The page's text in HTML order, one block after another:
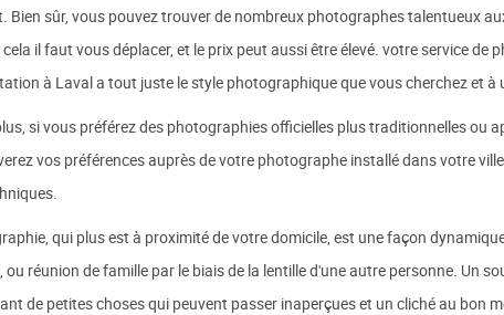
Bien sûr, vous pouvez trouver de nombreux photographes talentueux
il faut vous déplacer, et le prix peut aussi être élevé. votre service de
à Laval a tout juste le style photographique que vous cherchez et à
si vous préférez des photographies officielles plus traditionnelles ou
vos préférences auprès de votre photographe installé dans votre
qui plus est à proximité de votre domicile, est une façon
ou réunion de famille par le biais de la lentille d'une autre personne. Un
de petites choses qui peuvent passer inaperçues et un cliché au bon